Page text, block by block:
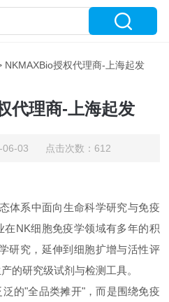
NKMAXBio授权代理商-上海起发
代理商-上海起发
06-03 点击次数：612
体系中面向生命科学研究与免疫
NK细胞免疫学领域有多年的积
究，延伸到细胞扩增与活性评
的研究级试剂与检测工具。
的"全品类摊开"，而是围绕免疫